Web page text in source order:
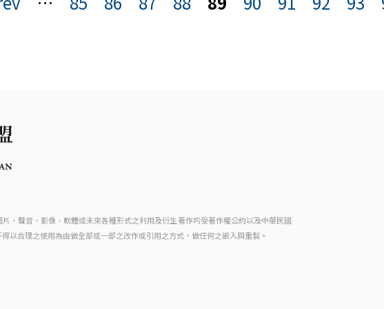
、聲音、影像、軟體或未來各種形式之利用及衍生著作均受著作權公約以及中華民國
以合理之使用為由做全部或一部之改作或引用之方式，做任何之嵌入與重製。